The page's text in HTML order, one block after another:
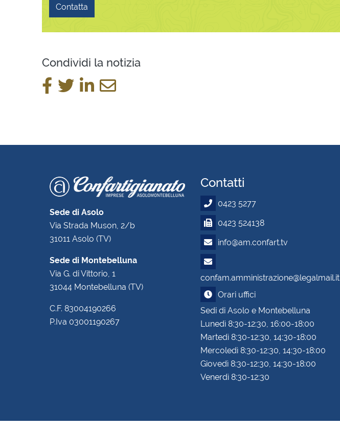
Contatta
Condividi la notizia
Sede di Asolo
Via Strada Muson, 2/b
31011 Asolo (TV)
Sede di Montebelluna
Via G. di Vittorio, 1
31044 Montebelluna (TV)
C.F. 83004190266
P.Iva 03001190267
Contatti
0423 5277
0423 524138
info@am.confart.tv
confam.amministrazione@legalmail.it
Orari uffici
Sedi di Asolo e Montebelluna
Lunedì 8:30-12:30, 16:00-18:00
Martedì 8:30-12:30, 14:30-18:00
Mercoledì 8:30-12:30, 14:30-18:00
Giovedì 8:30-12:30, 14:30-18:00
Venerdì 8:30-12:30